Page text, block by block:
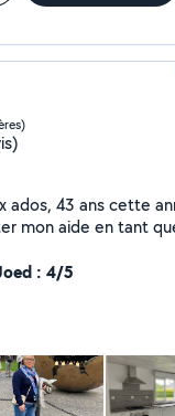
ados, 43 ans cette
mon aide en tant
à vous
: 4/5